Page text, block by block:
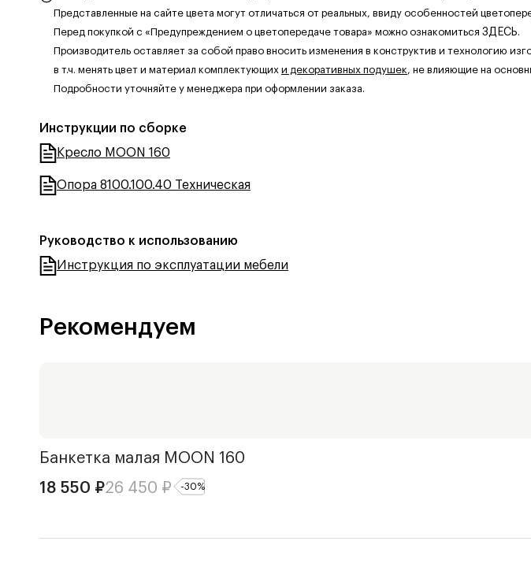
Представленные на сайте цвета могут отличаться от реальных, ввиду особенностей
Перед покупкой с «Предупреждением о цветопередаче товара» можно ознакомиться ЗДЕСЬ.
Производитель оставляет за собой право вносить изменения в конструктив и технологию
в т.ч. менять цвет и материал комплектующих и декоративных подушек, не влияющие на
Подробности уточняйте у менеджера при оформлении заказа.
Инструкции по сборке
Кресло MOON 160
Опора 8100.100.40 Техническая
Руководство к использованию
Инструкция по эксплуатации мебели
Рекомендуем
Банкетка малая MOON 160
18 550 ₽26 450 ₽ -30%